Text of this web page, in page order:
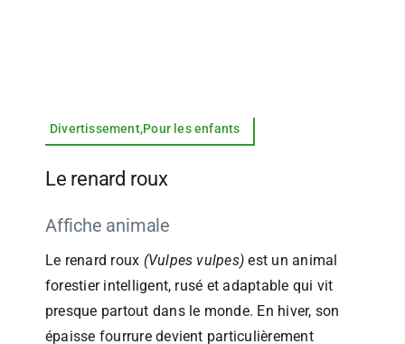
Divertissement,Pour les enfants
Le renard roux
Affiche animale
Le renard roux (Vulpes vulpes) est un animal
forestier intelligent, rusé et adaptable qui vit
presque partout dans le monde. En hiver, son
épaisse fourrure devient particulièrement